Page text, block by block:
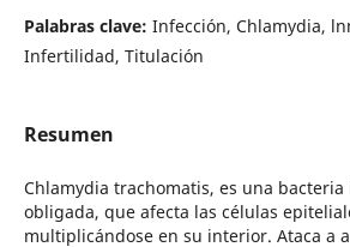
Palabras clave: Infección, Chlamydia,
Infertilidad, Titulación
Resumen
Chlamydia trachomatis, es una
obligada, que afecta las células
multiplicándose en su interior. Ataca a